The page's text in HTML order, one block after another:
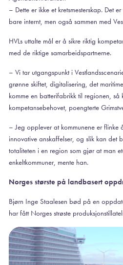
– Dette er ikke et kretsmesterskap. Det
bare internt, men også sammen med
HVLs uttalte mål er å sikre riktig
med de riktige samarbeidspartnerne.
– Vi tar utgangspunkt i
grønne skiftet, digitalisering, det
komme en batterifabrikk til regionen,
kompetansebehovet, poengterte
– Jeg opplever at kommunene er
innovative anskaffelser, og slik kan det
totaliteten i en region som gjør at man
enkeltkommuner, mente han.
Norges største på landbasert
Bjørn Inge Staalesen bød på en
har fått Norges strøste